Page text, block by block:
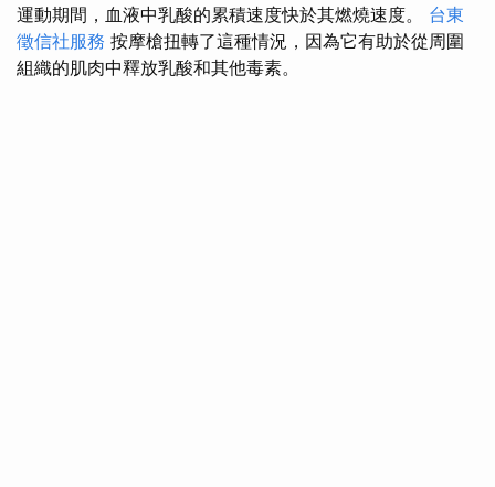
運動期間，血液中乳酸的累積速度快於其燃燒速度。 台東
徵信社服務 按摩槍扭轉了這種情況，因為它有助於從周圍
組織的肌肉中釋放乳酸和其他毒素。